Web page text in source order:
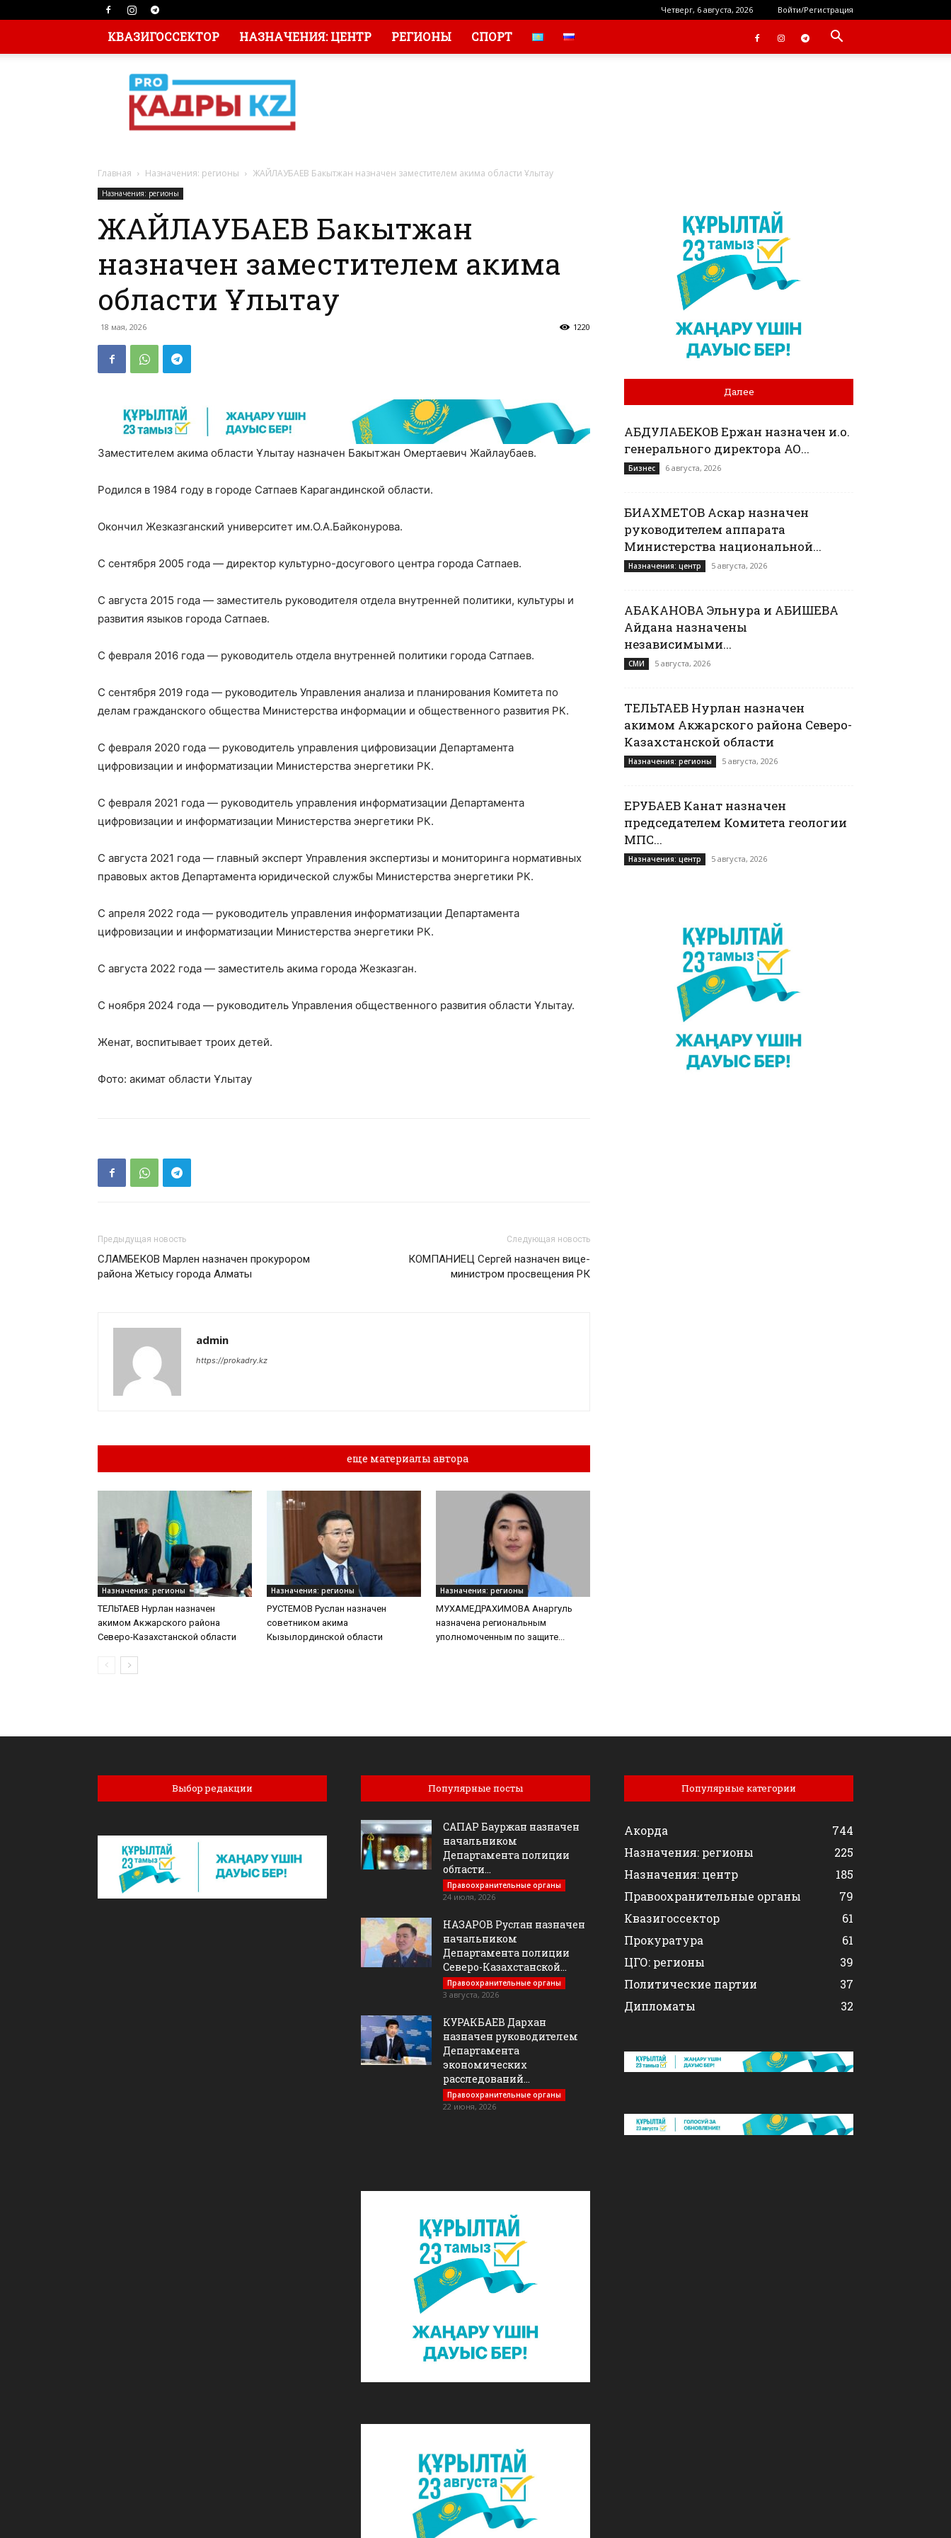
Четверг, 6 августа, 2026 Войти/Регистрация
КВАЗИГОССЕКТОР НАЗНАЧЕНИЯ: ЦЕНТР РЕГИОНЫ СПОРТ
Главная Назначения: регионы ЖАЙЛАУБАЕВ Бакытжан назначен заместителем акима области Ұлытау
Назначения: регионы
ЖАЙЛАУБАЕВ Бакытжан
назначен заместителем акима
области Ұлытау
18 мая, 2026 1220
Заместителем акима области Ұлытау назначен Бакытжан Омертаевич Жайлаубаев.
Родился в 1984 году в городе Сатпаев Карагандинской области.
Окончил Жезказганский университет им.О.А.Байконурова.
C сентября 2005 года — директор культурно-досугового центра города Сатпаев.
С августа 2015 года — заместитель руководителя отдела внутренней политики, культуры и
развития языков города Сатпаев.
С февраля 2016 года — руководитель отдела внутренней политики города Сатпаев.
С сентября 2019 года — руководитель Управления анализа и планирования Комитета по
делам гражданского общества Министерства информации и общественного развития РК.
С февраля 2020 года — руководитель управления цифровизации Департамента
цифровизации и информатизации Министерства энергетики РК.
С февраля 2021 года — руководитель управления информатизации Департамента
цифровизации и информатизации Министерства энергетики РК.
С августа 2021 года — главный эксперт Управления экспертизы и мониторинга нормативных
правовых актов Департамента юридической службы Министерства энергетики РК.
С апреля 2022 года — руководитель управления информатизации Департамента
цифровизации и информатизации Министерства энергетики РК.
С августа 2022 года — заместитель акима города Жезказган.
С ноября 2024 года — руководитель Управления общественного развития области Ұлытау.
Женат, воспитывает троих детей.
Фото: акимат области Ұлытау
Предыдущая новость
СЛАМБЕКОВ Марлен назначен прокурором
района Жетысу города Алматы
Следующая новость
КОМПАНИЕЦ Сергей назначен вице-
министром просвещения РК
admin
https://prokadry.kz
еще материалы автора
Назначения: регионы
ТЕЛЬТАЕВ Нурлан назначен
акимом Акжарского района
Северо-Казахстанской области
Назначения: регионы
РУСТЕМОВ Руслан назначен
советником акима
Кызылординской области
Назначения: регионы
МУХАМЕДРАХИМОВА Анаргуль
назначена региональным
уполномоченным по защите...
Далее
АБДУЛАБЕКОВ Ержан назначен и.о.
генерального директора АО...
Бизнес 6 августа, 2026
БИАХМЕТОВ Аскар назначен
руководителем аппарата
Министерства национальной...
Назначения: центр 5 августа, 2026
АБАКАНОВА Эльнура и АБИШЕВА
Айдана назначены
независимыми...
СМИ 5 августа, 2026
ТЕЛЬТАЕВ Нурлан назначен
акимом Акжарского района Северо-
Казахстанской области
Назначения: регионы 5 августа, 2026
ЕРУБАЕВ Канат назначен
председателем Комитета геологии
МПС...
Назначения: центр 5 августа, 2026
Выбор редакции Популярные посты
САПАР Бауржан назначен
начальником
Департамента полиции
области...
Правоохранительные органы
24 июля, 2026
НАЗАРОВ Руслан назначен
начальником
Департамента полиции
Северо-Казахстанской...
Правоохранительные органы
3 августа, 2026
КУРАКБАЕВ Дархан
назначен руководителем
Департамента
экономических
расследований...
Правоохранительные органы
22 июня, 2026
Популярные категории
Акорда
744
Назначения: регионы
225
Назначения: центр
185
Правоохранительные органы
79
Квазигоссектор
61
Прокуратура
61
ЦГО: регионы
39
Политические партии
37
Дипломаты
32